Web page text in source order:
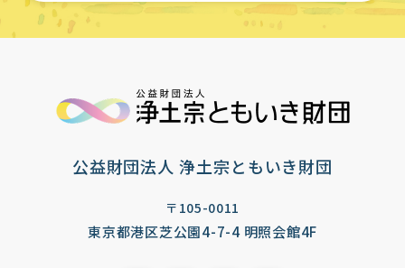
公益財団法人 浄土宗ともいき財団
〒105-0011
東京都港区芝公園4-7-4 明照会館4F